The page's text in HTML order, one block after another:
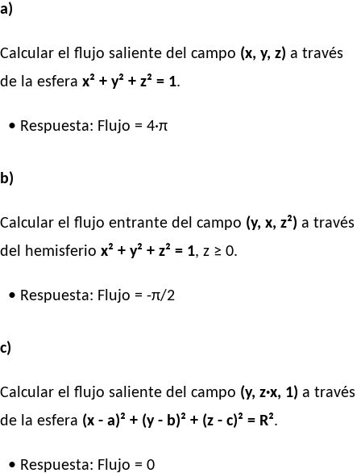
a)
Calcular el flujo saliente del campo (x, y, z) a través
de la esfera x² + y² + z² = 1.
• Respuesta: Flujo = 4·π
b)
Calcular el flujo entrante del campo (y, x, z²) a través
del hemisferio x² + y² + z² = 1, z ≥ 0.
• Respuesta: Flujo = -π/2
c)
Calcular el flujo saliente del campo (y, z·x, 1) a través
de la esfera (x - a)² + (y - b)² + (z - c)² = R².
• Respuesta: Flujo = 0